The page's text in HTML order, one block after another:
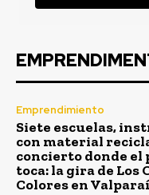
Emprendimiento
Siete escuelas,
con material
concierto donde el
toca: la gira de Los
Colores en